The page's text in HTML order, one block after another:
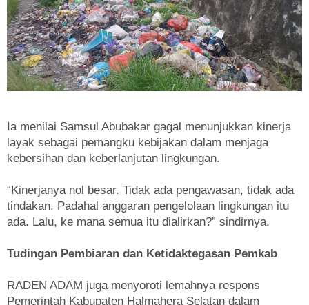
Ia menilai Samsul Abubakar gagal menunjukkan kinerja
layak sebagai pemangku kebijakan dalam menjaga
kebersihan dan keberlanjutan lingkungan.
“Kinerjanya nol besar. Tidak ada pengawasan, tidak ada
tindakan. Padahal anggaran pengelolaan lingkungan itu
ada. Lalu, ke mana semua itu dialirkan?” sindirnya.
Tudingan Pembiaran dan Ketidaktegasan Pemkab
RADEN ADAM juga menyoroti lemahnya respons
Pemerintah Kabupaten Halmahera Selatan dalam